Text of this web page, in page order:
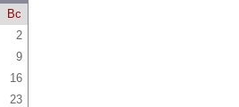
Вс
2
9
16
23